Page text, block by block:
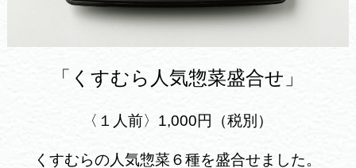
「くすむら人気惣菜盛合せ」
〈１人前〉1,000円（税別）
くすむらの人気惣菜６種を盛合せました。